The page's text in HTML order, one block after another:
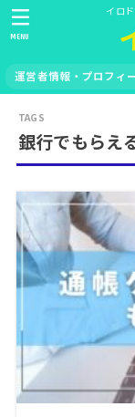
イロ
運営者情報・プロフィ
MENU
銀行でもらえ